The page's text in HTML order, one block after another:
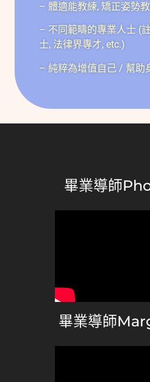
– 體適能教練, 矯正姿勢
– 不同範疇的專業人士 (​
士, 法律界專才, etc.)
– 純粹為增值自己 / 幫助
畢業導師
畢業導師